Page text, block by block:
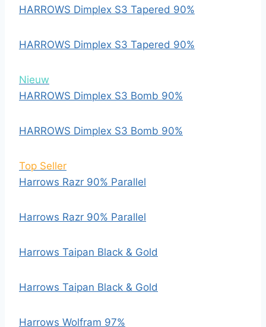
HARROWS Dimplex S3 Tapered 90%
HARROWS Dimplex S3 Tapered 90%
Nieuw
HARROWS Dimplex S3 Bomb 90%
HARROWS Dimplex S3 Bomb 90%
Top Seller
Harrows Razr 90% Parallel
Harrows Razr 90% Parallel
Harrows Taipan Black & Gold
Harrows Taipan Black & Gold
Harrows Wolfram 97%